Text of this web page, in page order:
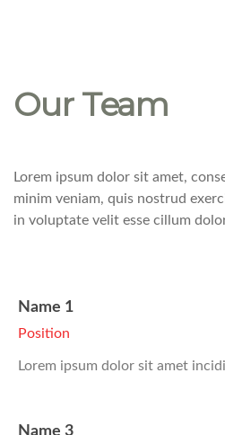
Our Team
Lorem ipsum dolor sit amet,
minim veniam, quis nostrud
in voluptate velit esse cillum
Name 1
Position
Lorem ipsum dolor sit amet
Name 3